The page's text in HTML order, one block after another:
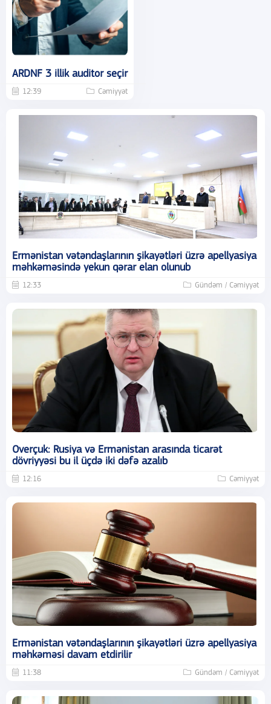
ARDNF 3 illik auditor seçir
12:39 Cəmiyyət
Ermənistan vətəndaşlarının şikayətləri üzrə apellyasiya
məhkəməsində yekun qərar elan olunub
12:33 Gündəm / Cəmiyyət
Overçuk: Rusiya və Ermənistan arasında ticarət
dövriyyəsi bu il üçdə iki dəfə azalıb
12:16 Cəmiyyət
Ermənistan vətəndaşlarının şikayətləri üzrə apellyasiya
məhkəməsi davam etdirilir
11:38 Gündəm / Cəmiyyət